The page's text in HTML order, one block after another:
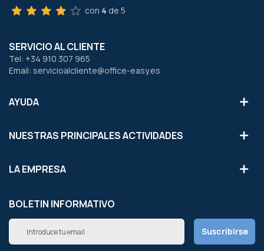
con 4 de 5
SERVICIO AL CLIENTE
Tel: +34 910 307 965
Email: servicioalcliente@office-easy.es
AYUDA
NUESTRAS PRINCIPALES ACTIVIDADES
LA EMPRESA
BOLETIN INFORMATIVO
Inscríbete
nuestro
Suscribirse